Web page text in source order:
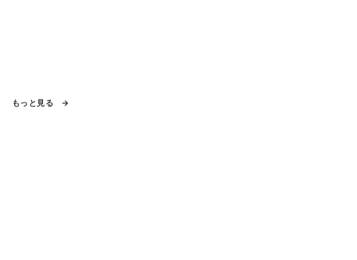
もっと見る